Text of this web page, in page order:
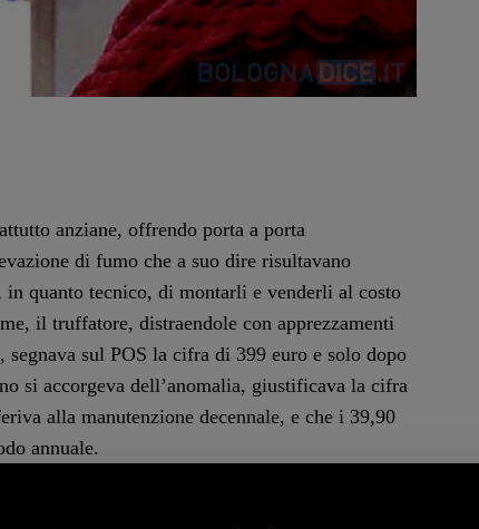
anziane, offrendo porta a porta
di fumo che a suo dire risultavano
quanto tecnico, di montarli e venderli al costo
il truffatore, distraendole con apprezzamenti
sul POS la cifra di 399 euro e solo dopo
si accorgeva dell’anomalia, giustificava la cifra
alla manutenzione decennale, e che i 39,90
annuale.
è stato beccato in semi flagranza dai poliziotti,